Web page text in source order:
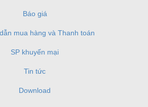
Báo giá
mua hàng và Thanh toán
SP khuyến mại
Tin tức
Download